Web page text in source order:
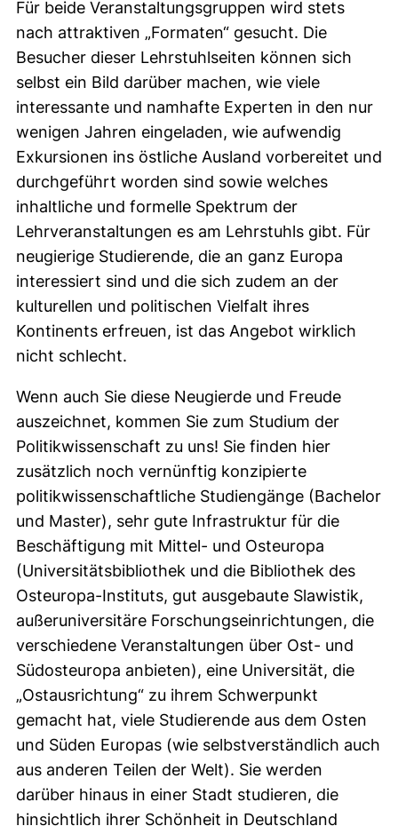
Für beide Veranstaltungsgruppen wird stets
nach attraktiven „Formaten“ gesucht. Die
Besucher dieser Lehrstuhlseiten können sich
selbst ein Bild darüber machen, wie viele
interessante und namhafte Experten in den nur
wenigen Jahren eingeladen, wie aufwendig
Exkursionen ins östliche Ausland vorbereitet und
durchgeführt worden sind sowie welches
inhaltliche und formelle Spektrum der
Lehrveranstaltungen es am Lehrstuhls gibt. Für
neugierige Studierende, die an ganz Europa
interessiert sind und die sich zudem an der
kulturellen und politischen Vielfalt ihres
Kontinents erfreuen, ist das Angebot wirklich
nicht schlecht.
Wenn auch Sie diese Neugierde und Freude
auszeichnet, kommen Sie zum Studium der
Politikwissenschaft zu uns! Sie finden hier
zusätzlich noch vernünftig konzipierte
politikwissenschaftliche Studiengänge (Bachelor
und Master), sehr gute Infrastruktur für die
Beschäftigung mit Mittel- und Osteuropa
(Universitätsbibliothek und die Bibliothek des
Osteuropa-Instituts, gut ausgebaute Slawistik,
außeruniversitäre Forschungseinrichtungen, die
verschiedene Veranstaltungen über Ost- und
Südosteuropa anbieten), eine Universität, die
„Ostausrichtung“ zu ihrem Schwerpunkt
gemacht hat, viele Studierende aus dem Osten
und Süden Europas (wie selbstverständlich auch
aus anderen Teilen der Welt). Sie werden
darüber hinaus in einer Stadt studieren, die
hinsichtlich ihrer Schönheit in Deutschland